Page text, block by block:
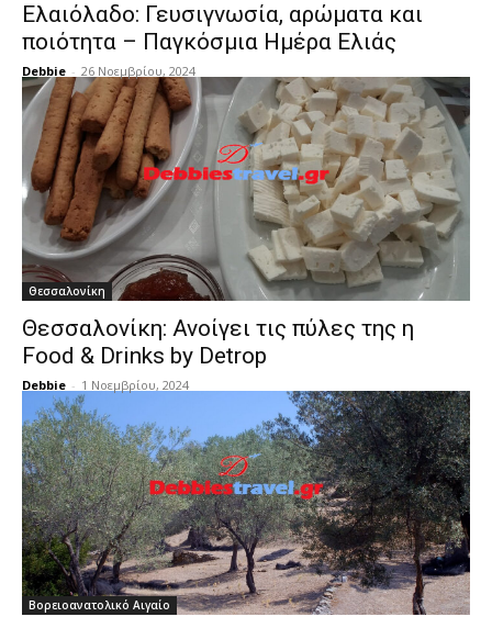
Ελαιόλαδο: Γευσιγνωσία, αρώματα και
ποιότητα – Παγκόσμια Ημέρα Ελιάς
Debbie - 26 Νοεμβρίου, 2024
Θεσσαλονίκη
Θεσσαλονίκη: Ανοίγει τις πύλες της η
Food & Drinks by Detrop
Debbie - 1 Νοεμβρίου, 2024
Βορειοανατολικό Αιγαίο